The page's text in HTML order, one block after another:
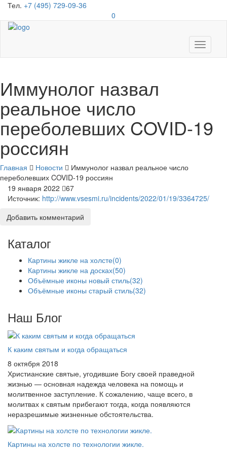
Тел. +7 (495) 729-09-36
0
Toggle
Иммунолог назвал
реальное число
переболевших COVID-19
россиян
Главная Новости
Иммунолог назвал реальное число
переболевших COVID-19 россиян
19 января 2022
67
Источник: http://www.vsesmi.ru/incidents/2022/01/19/3364725/
Добавить комментарий
Каталог
Картины жикле на холсте(0)
Картины жикле на досках(50)
Объёмные иконы новый стиль(32)
Объёмные иконы старый стиль(32)
Наш Блог
К каким святым и когда обращаться
8 октября 2018
Христианские святые, угодившие Богу своей праведной
жизнью — основная надежда человека на помощь и
молитвенное заступление. К сожалению, чаще всего, в
молитвах к святым прибегают тогда, когда появляются
неразрешимые жизненные обстоятельства.
Картины на холсте по технологии жикле.